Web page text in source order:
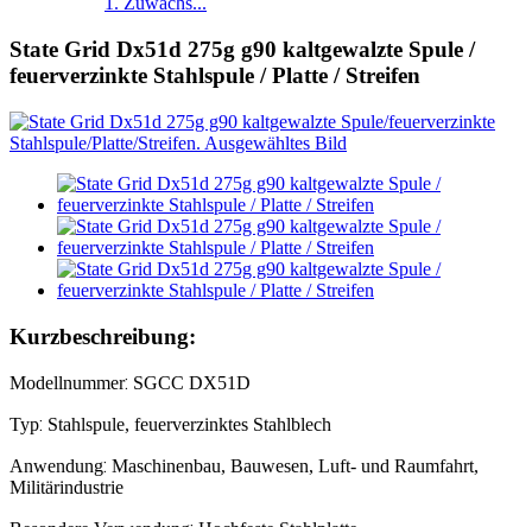
State Grid Dx51d 275g g90 kaltgewalzte Spule /
feuerverzinkte Stahlspule / Platte / Streifen
Kurzbeschreibung:
Modellnummer: SGCC DX51D
Typ: Stahlspule, feuerverzinktes Stahlblech
Anwendung: Maschinenbau, Bauwesen, Luft- und Raumfahrt,
Militärindustrie